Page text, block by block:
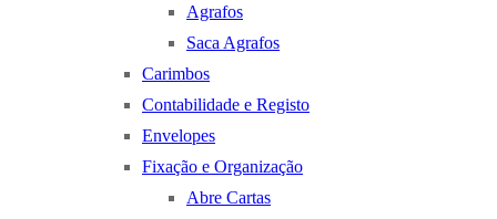
Agrafos
Saca Agrafos
Carimbos
Contabilidade e Registo
Envelopes
Fixação e Organização
Abre Cartas